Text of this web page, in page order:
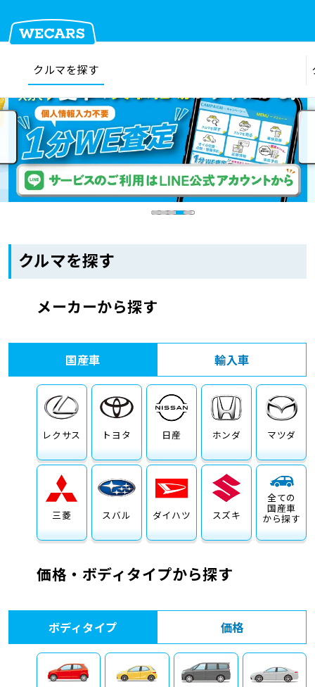
在庫検索
クルマを探す
クルマを売る
車検見積
車検料金・メニュー
品質管理とサポート体制
お役立ち情報
お問い合わせ
クルマを探す
クルマを探す
メーカーから探す
国産車
レクサス トヨタ 日産 ホンダ マツダ
三菱 スバル ダイハツ スズキ
全ての
国産車
から探す
輸入車
価格・ボディタイプから探す
ボディタイプ 価格